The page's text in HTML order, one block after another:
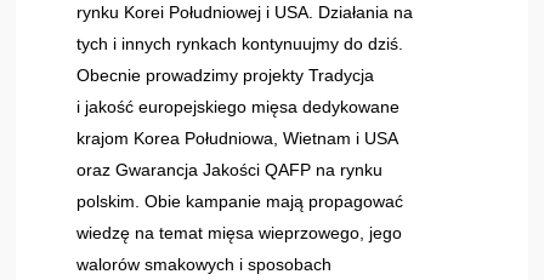
rynku Korei Południowej i USA. Działania na
tych i innych rynkach kontynuujmy do dziś.
Obecnie prowadzimy projekty Tradycja
i jakość europejskiego mięsa dedykowane
krajom Korea Południowa, Wietnam i USA
oraz Gwarancja Jakości QAFP na rynku
polskim. Obie kampanie mają propagować
wiedzę na temat mięsa wieprzowego, jego
walorów smakowych i sposobach